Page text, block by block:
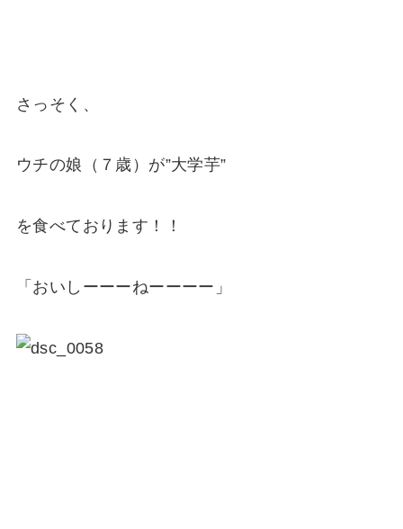
さっそく、
ウチの娘（７歳）が”大学芋”
を食べております！！
「おいしーーーねーーーー」